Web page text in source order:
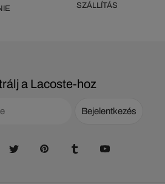
SZÁLLÍTÁS
a Lacoste-hoz
Bejelentkezés